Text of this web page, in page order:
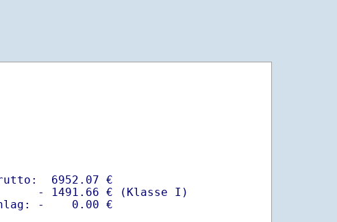
6952.07 €
- 1491.66 € (Klasse I)
-    0.00 €